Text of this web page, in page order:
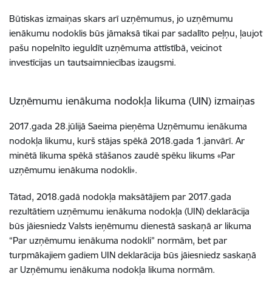
Būtiskas izmaiņas skars arī uzņēmumus, jo uzņēmumu
ienākumu nodoklis būs jāmaksā tikai par sadalīto peļņu, ļaujot
pašu nopelnīto ieguldīt uzņēmuma attīstībā, veicinot
investīcijas un tautsaimniecības izaugsmi.
Uzņēmumu ienākuma nodokļa likuma (UIN) izmaiņas
2017.gada 28.jūlijā Saeima pieņēma Uzņēmumu ienākuma
nodokļa likumu, kurš stājas spēkā 2018.gada 1.janvārī. Ar
minētā likuma spēkā stāšanos zaudē spēku likums «Par
uzņēmumu ienākuma nodokli».
Tātad, 2018.gadā nodokļa maksātājiem par 2017.gada
rezultātiem uzņēmumu ienākuma nodokļa (UIN) deklarācija
būs jāiesniedz Valsts ieņēmumu dienestā saskaņā ar likuma
“Par uzņēmumu ienākuma nodokli” normām, bet par
turpmākajiem gadiem UIN deklarācija būs jāiesniedz saskaņā
ar Uzņēmumu ienākuma nodokļa likuma normām.